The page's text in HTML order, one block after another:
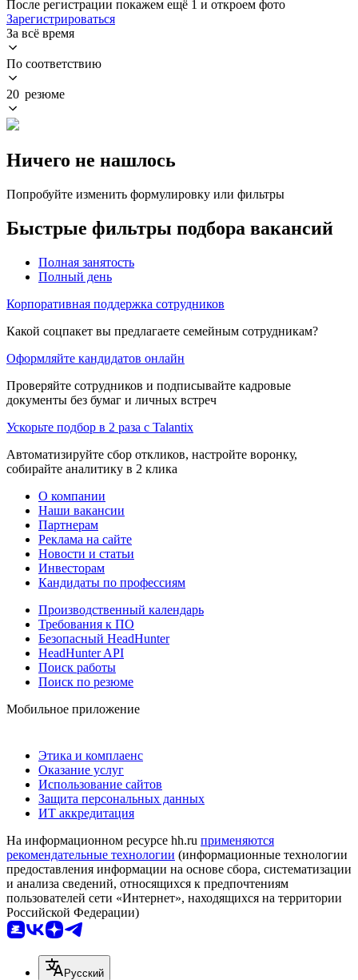
После регистрации покажем ещё 1 и откроем фото
Зарегистрироваться
За всё время
По соответствию
20 резюме
Ничего не нашлось
Попробуйте изменить формулировку или фильтры
Быстрые фильтры подбора вакансий
Полная занятость
Полный день
Корпоративная поддержка сотрудников
Какой соцпакет вы предлагаете семейным сотрудникам?
Оформляйте кандидатов онлайн
Проверяйте сотрудников и подписывайте кадровые
документы без бумаг и личных встреч
Ускорьте подбор в 2 раза с Talantix
Автоматизируйте сбор откликов, настройте воронку,
собирайте аналитику в 2 клика
О компании
Наши вакансии
Партнерам
Реклама на сайте
Новости и статьи
Инвесторам
Кандидаты по профессиям
Производственный календарь
Требования к ПО
Безопасный HeadHunter
HeadHunter API
Поиск работы
Поиск по резюме
Мобильное приложение
Этика и комплаенс
Оказание услуг
Использование сайтов
Защита персональных данных
ИТ аккредитация
На информационном ресурсе hh.ru применяются
рекомендательные технологии (информационные технологии
предоставления информации на основе сбора, систематизации
и анализа сведений, относящихся к предпочтениям
пользователей сети «Интернет», находящихся на территории
Российской Федерации)
Русский